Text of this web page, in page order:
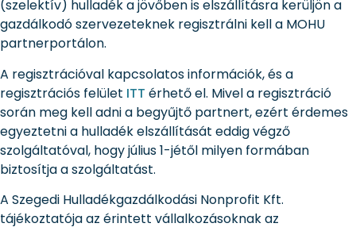
(szelektív) hulladék a jövőben is elszállításra kerüljön a
gazdálkodó szervezeteknek regisztrálni kell a MOHU
partnerportálon.
A regisztrációval kapcsolatos információk, és a
regisztrációs felület ITT érhető el. Mivel a regisztráció
során meg kell adni a begyűjtő partnert, ezért érdemes
egyeztetni a hulladék elszállítását eddig végző
szolgáltatóval, hogy július 1-jétől milyen formában
biztosítja a szolgáltatást.
A Szegedi Hulladékgazdálkodási Nonprofit Kft.
tájékoztatója az érintett vállalkozásoknak az